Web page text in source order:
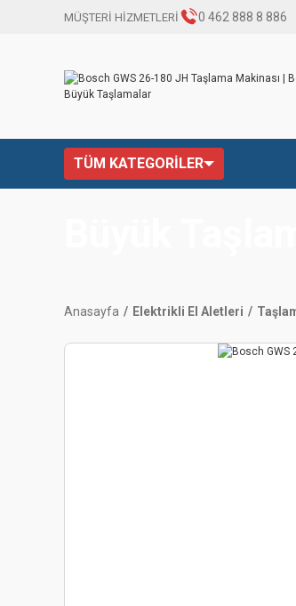
MÜŞTERİ HİZMETLERİ 0 462 888 8 886
TÜM KATEGORİLER
Anasayfa Elektrikli El Aletleri